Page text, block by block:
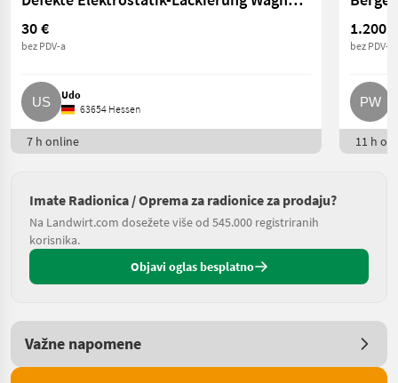
30 €
bez PDV-a
Udo
63654 Hessen
7 h online
1.200 €
bez PDV-a
11 h
Imate Radionica / Oprema za radionice za prodaju?
Na Landwirt.com dosežete više od 545.000 registriranih
korisnika.
Objavi oglas besplatno
Važne napomene